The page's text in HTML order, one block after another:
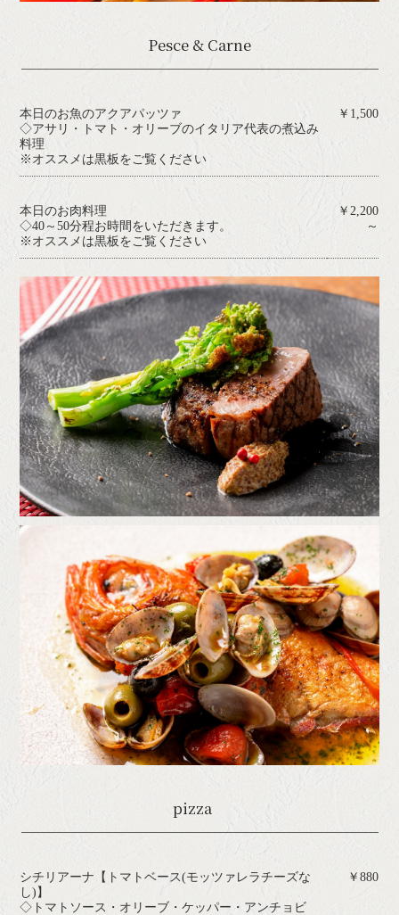
Pesce & Carne
本日のお魚のアクアパッツァ
◇アサリ・トマト・オリーブのイタリア代表の煮込み
料理
※オススメは黒板をご覧ください
￥1,500
本日のお肉料理
◇40～50分程お時間をいただきます。
※オススメは黒板をご覧ください
￥2,200
～
pizza
シチリアーナ【トマトベース(モッツァレラチーズな
し)】
◇トマトソース・オリーブ・ケッパー・アンチョビ
￥880